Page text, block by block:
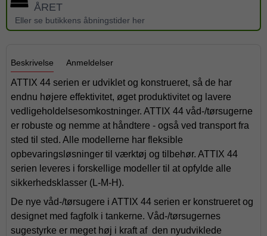
ÅRET
Eller se butikkens åbningstider her
Beskrivelse Anmeldelser
ATTIX 44 serien er udviklet og konstrueret, så de har
endnu højere effektivitet, øget produktivitet og lavere
vedligeholdelsesomkostninger. ATTIX 44 våd-/tørsugerne
er robuste og nemme at håndtere - også ved transport fra
sted til sted. Alle modellerne har fleksible
opbevaringsløsninger til værktøj og tilbehør. ATTIX 44
serien leveres i forskellige modeller til at opfylde alle
sikkerhedsklasser (L-M-H).
De nye våd-/tørsugere i ATTIX 44 serien er konstrueret og
designet med fagfolk i tankerne. Våd-/tørsugernes
sugestyrke er meget høj i kraft af den nyudviklede